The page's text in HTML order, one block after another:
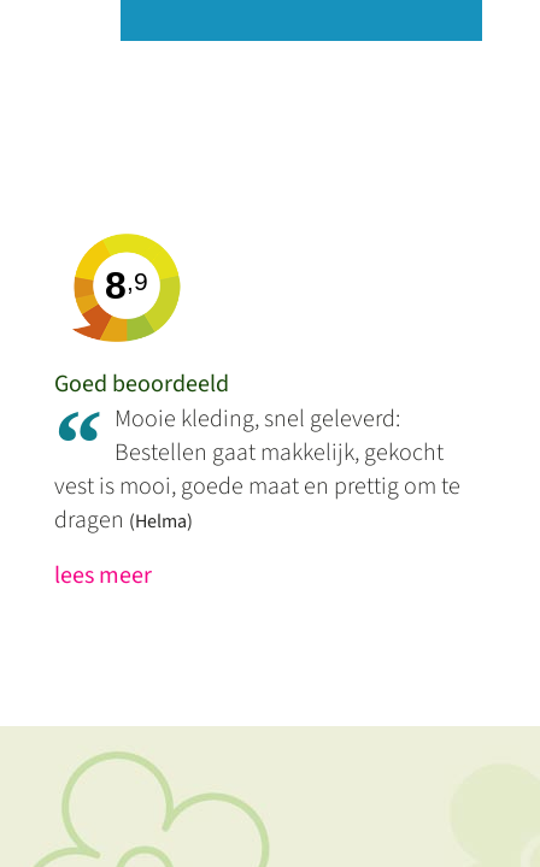
8,9
Goed beoordeeld
“ Mooie kleding, snel geleverd:
Bestellen gaat makkelijk, gekocht
vest is mooi, goede maat en prettig om te
dragen (Helma)
lees meer